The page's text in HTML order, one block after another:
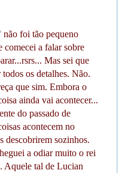
foi tão pequeno
comecei a falar sobre
Mas sei que
os detalhes. Não.
que sim. Embora o
ainda vai acontecer...
do passado de
acontecem no
descobrirem sozinhos.
a odiar muito o rei
Aquele tal de Lucian